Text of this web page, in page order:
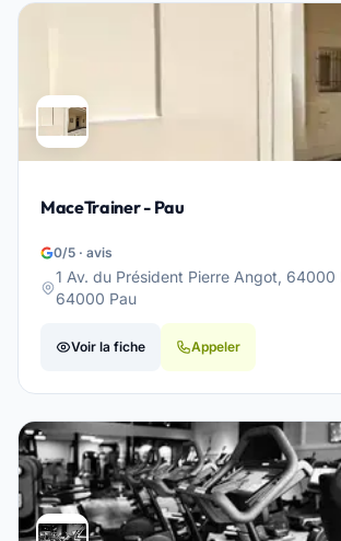
MaceTrainer - Pau
0/5 · avis
1 Av. du Président Pierre Angot, 64000
64000 Pau
Voir la fiche Appeler